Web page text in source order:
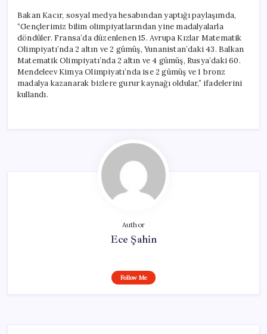
Bakan Kacır, sosyal medya hesabından yaptığı paylaşımda,
“Gençlerimiz bilim olimpiyatlarından yine madalyalarla
döndüler. Fransa’da düzenlenen 15. Avrupa Kızlar Matematik
Olimpiyatı’nda 2 altın ve 2 gümüş, Yunanistan’daki 43. Balkan
Matematik Olimpiyatı’nda 2 altın ve 4 gümüş, Rusya’daki 60.
Mendeleev Kimya Olimpiyatı’nda ise 2 gümüş ve 1 bronz
madalya kazanarak bizlere gurur kaynağı oldular,” ifadelerini
kullandı.
Author
Ece Şahin
Follow Me